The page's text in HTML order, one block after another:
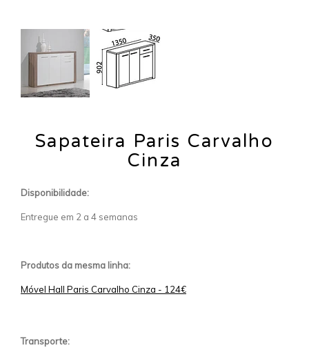
Sapateira Paris Carvalho
Cinza
Disponibilidade:
Entregue em 2 a 4 semanas
Produtos da mesma linha:
Móvel Hall Paris Carvalho Cinza - 124€
Transporte: